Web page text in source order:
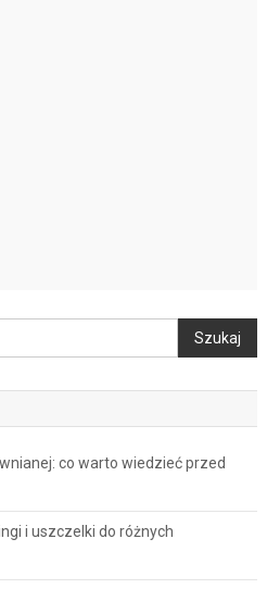
Szukaj
co warto wiedzieć przed
i uszczelki do różnych